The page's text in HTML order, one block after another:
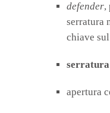
defender,
serratura
chiave
serratura
apertura